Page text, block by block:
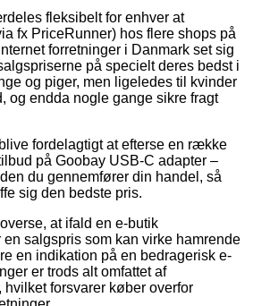
fleksibelt for enhver at
fx PriceRunner) hos flere shops på
forretninger i Danmark set sig
på specielt deres bedst i
og piger, men ligeledes til kvinder
og endda nogle gange sikre fragt
fordelagtigt at efterse en række
på Goobay USB-C adapter –
du gennemfører din handel, så
sig den bedste pris.
at ifald en e-butik
en salgspris som kan virke hamrende
en indikation på en bedragerisk e-
er trods alt omfattet af
hvilket forsvarer køber overfor